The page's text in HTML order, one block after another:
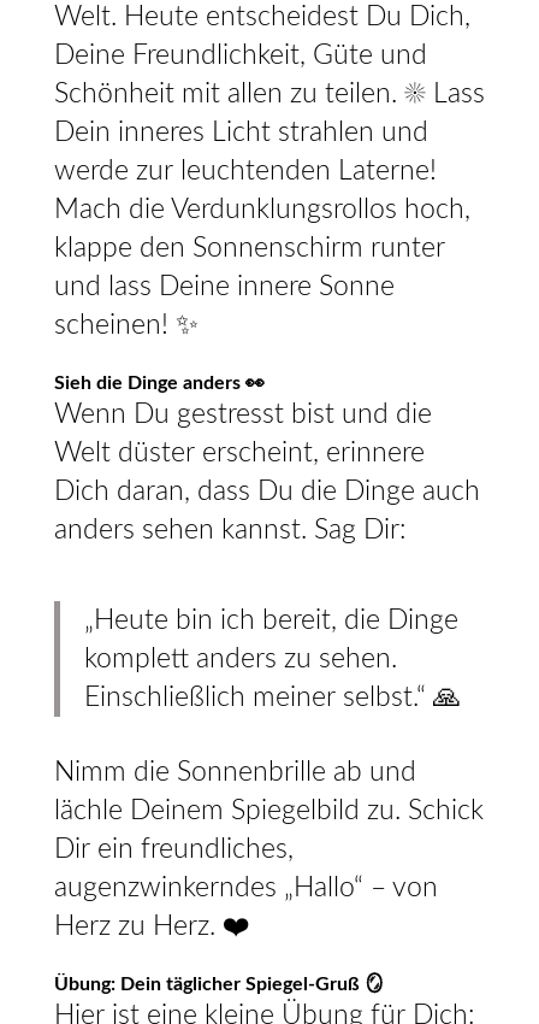
Welt. Heute entscheidest Du Dich,
Deine Freundlichkeit, Güte und
Schönheit mit allen zu teilen. ☀️ Lass
Dein inneres Licht strahlen und
werde zur leuchtenden Laterne!
Mach die Verdunklungsrollos hoch,
klappe den Sonnenschirm runter
und lass Deine innere Sonne
scheinen! ✨
Sieh die Dinge anders 👀
Wenn Du gestresst bist und die
Welt düster erscheint, erinnere
Dich daran, dass Du die Dinge auch
anders sehen kannst. Sag Dir:
„Heute bin ich bereit, die Dinge
komplett anders zu sehen.
Einschließlich meiner selbst.“ 🙏
Nimm die Sonnenbrille ab und
lächle Deinem Spiegelbild zu. Schick
Dir ein freundliches,
augenzwinkerndes „Hallo“ – von
Herz zu Herz. ❤️
Übung: Dein täglicher Spiegel-Gruß 🪞
Hier ist eine kleine Übung für Dich: